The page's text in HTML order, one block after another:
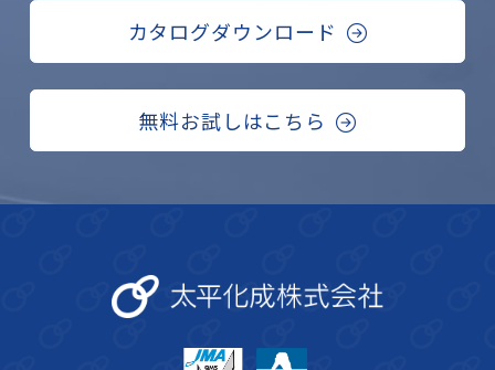
カタログダウンロード
無料お試しはこちら